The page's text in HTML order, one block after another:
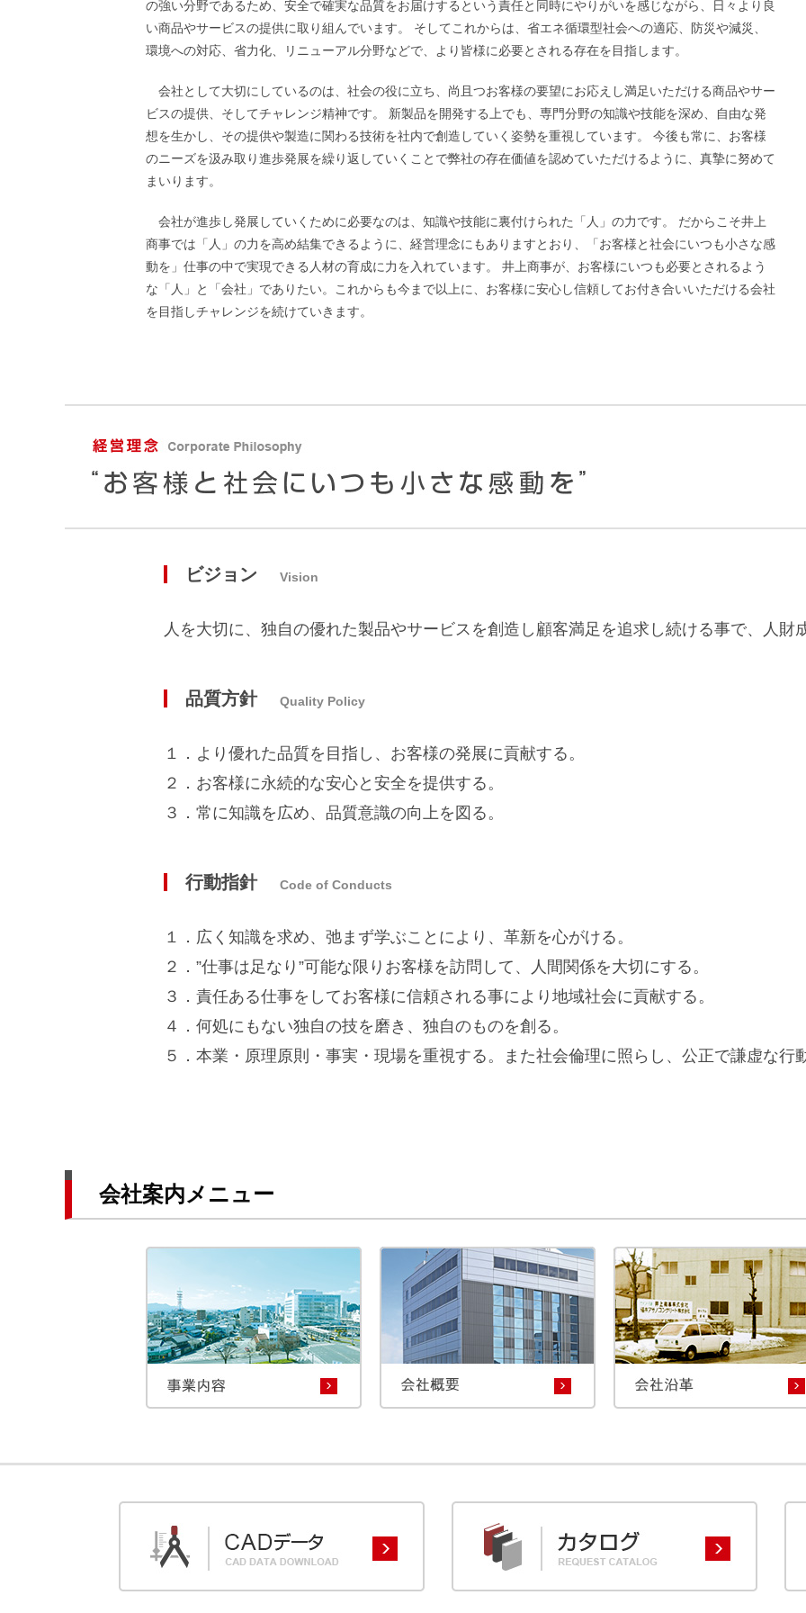
の強い分野であるため、安全で確実な品質をお届けするという責任と同時にやりがいを感じながら、日々より良
い商品やサービスの提供に取り組んでいます。 そしてこれからは、省エネ循環型社会への適応、防災や減災、
環境への対応、省力化、リニューアル分野などで、より皆様に必要とされる存在を目指します。
会社として大切にしているのは、社会の役に立ち、尚且つお客様の要望にお応えし満足いただける商品やサー
ビスの提供、そしてチャレンジ精神です。 新製品を開発する上でも、専門分野の知識や技能を深め、自由な発
想を生かし、その提供や製造に関わる技術を社内で創造していく姿勢を重視しています。 今後も常に、お客様
のニーズを汲み取り進歩発展を繰り返していくことで弊社の存在価値を認めていただけるように、真摯に努めて
まいります。
会社が進歩し発展していくために必要なのは、知識や技能に裏付けられた「人」の力です。 だからこそ井上
商事では「人」の力を高め結集できるように、経営理念にもありますとおり、「お客様と社会にいつも小さな感
動を」仕事の中で実現できる人材の育成に力を入れています。 井上商事が、お客様にいつも必要とされるよう
な「人」と「会社」でありたい。これからも今まで以上に、お客様に安心し信頼してお付き合いいただける会社
を目指しチャレンジを続けていきます。
ビジョン Vision
人を大切に、独自の優れた製品やサービスを創造し顧客満足を追求し続ける事で、人財
品質方針 Quality Policy
１．より優れた品質を目指し、お客様の発展に貢献する。
２．お客様に永続的な安心と安全を提供する。
３．常に知識を広め、品質意識の向上を図る。
行動指針 Code of Conducts
１．広く知識を求め、弛まず学ぶことにより、革新を心がける。
２．”仕事は足なり”可能な限りお客様を訪問して、人間関係を大切にする。
３．責任ある仕事をしてお客様に信頼される事により地域社会に貢献する。
４．何処にもない独自の技を磨き、独自のものを創る。
５．本業・原理原則・事実・現場を重視する。また社会倫理に照らし、公正で謙虚な行
会社案内メニュー